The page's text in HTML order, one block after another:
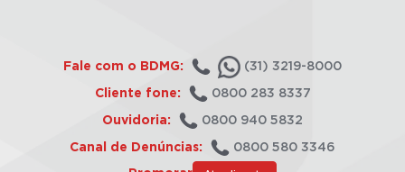
Fale com o BDMG: (31) 3219-8000
Cliente fone: 0800 283 8337
Ouvidoria: 0800 940 5832
Canal de Denúncias: 0800 580 3346